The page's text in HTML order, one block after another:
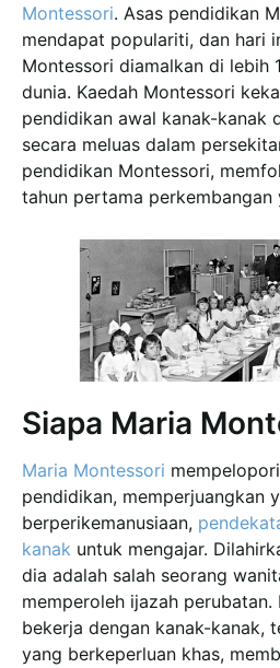
Montessori. Asas pendidikan
mendapat populariti, dan hari
Montessori diamalkan di lebih
dunia. Kaedah Montessori
pendidikan awal kanak-kanak
secara meluas dalam
pendidikan Montessori,
tahun pertama perkembangan
Siapa Maria
Maria Montessori
pendidikan, memperjuangkan
berperikemanusiaan,
kanak untuk mengajar.
dia adalah salah seorang
memperoleh ijazah perubatan.
bekerja dengan kanak-kanak,
yang berkeperluan khas,